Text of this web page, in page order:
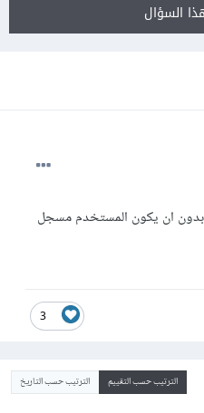
السؤال
ان يكون المستخدم مسجل
3
الترتيب حسب التقييم الترتيب حسب التاريخ